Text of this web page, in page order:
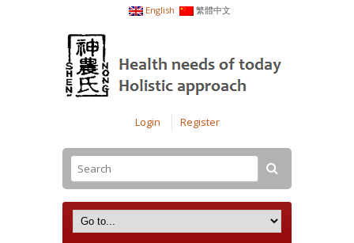
English 繁體中文
Login Register